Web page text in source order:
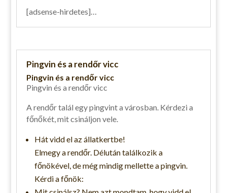
[adsense-hirdetes]…
Pingvin és a rendőr vicc
Pingvin és a rendőr vicc
Pingvin és a rendőr vicc
A rendőr talál egy pingvint a városban. Kérdezi a
főnőkét, mit csináljon vele.
Hát vidd el az állatkertbe!
Elmegy a rendőr. Délután találkozik a
főnökével, de még mindig mellette a pingvin.
Kérdi a főnök: